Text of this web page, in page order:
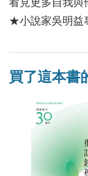
★小說家吳明益
買了這本書